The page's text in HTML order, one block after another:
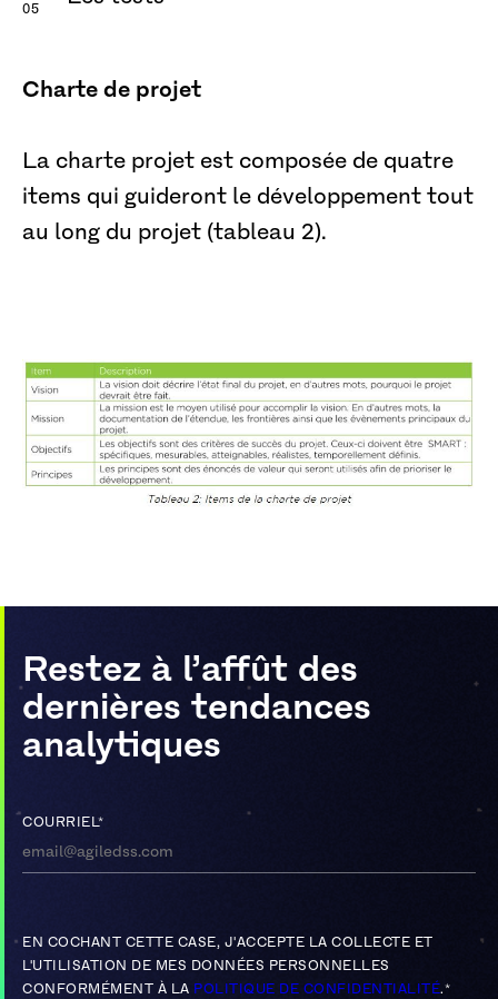
Charte de projet
La charte projet est composée de quatre
items qui guideront le développement tout
au long du projet (tableau 2).
Restez à l’affût des
dernières tendances
analytiques
COURRIEL*
EN COCHANT CETTE CASE, J'ACCEPTE LA COLLECTE ET
L'UTILISATION DE MES DONNÉES PERSONNELLES
CONFORMÉMENT À LA POLITIQUE DE CONFIDENTIALITÉ.*